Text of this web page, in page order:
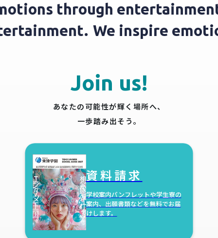
through
We inspire
Join us!
あなたの可能性が輝く場所へ、
一歩踏み出そう。
資料請求
学校案内パンフレットや学生寮の
案内、出願書類などを無料でお届
けします。